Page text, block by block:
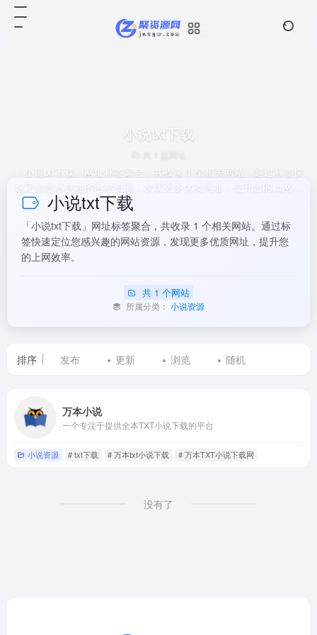
小说txt下载
「小说txt下载」网址标签聚合，共收录 1 个相关网站。通过标签快
速定位您感兴趣的网站资源，发现更多优质网址，提升您的上网效
小说txt下载
「小说txt下载」网址标签聚合，共收录 1 个相关网站。通过标
签快速定位您感兴趣的网站资源，发现更多优质网址，提升您
的上网效率。
共 1 个网站
所属分类： 小说资源
排序 发布 更新 浏览 随机
标
签
为
万本小说
一个专注于提供全本TXT小说下载的平台
小说资源 # txt下载 # 万本txt小说下载 # 万本TXT小说下载网
没有了